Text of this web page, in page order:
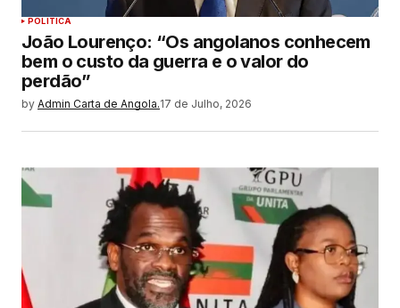
POLITICA
João Lourenço: “Os angolanos conhecem
bem o custo da guerra e o valor do
perdão”
by Admin Carta de Angola.17 de Julho, 2026